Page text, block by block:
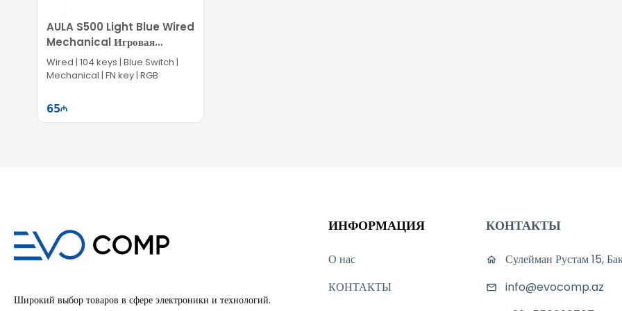
AULA S500 Light Blue Wired
Mechanical Игровая
Клавиатура
Wired | 104 keys | Blue Switch |
Mechanical | FN key | RGB
65
Широкий выбор товаров в сфере электроники и технологий.
ИНФОРМАЦИЯ
О нас
КОНТАКТЫ
КОНТАКТЫ
Сулейман Рустам 15,
info@evocomp.az